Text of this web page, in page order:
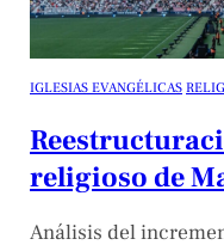
IGLESIAS EVANGÉLICAS
religioso de
Análisis del